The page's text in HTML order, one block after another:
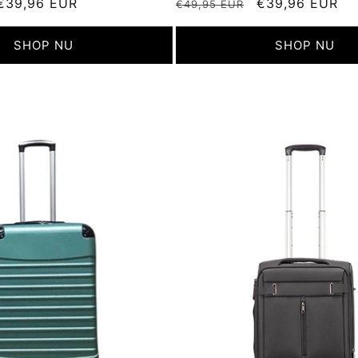
EUR
SHOP NU
Normale
prijs
€49,95 EUR €39,96 EUR
SHOP NU